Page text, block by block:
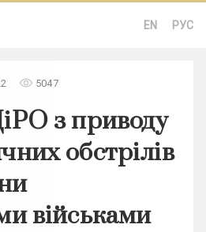
EN РУС
remove_red_eye 5047
з приводу
обстрілів
військами